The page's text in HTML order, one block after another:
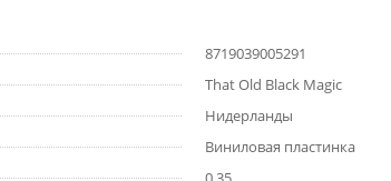
8719039005291
That Old Black Magic
Нидерланды
Виниловая пластинка